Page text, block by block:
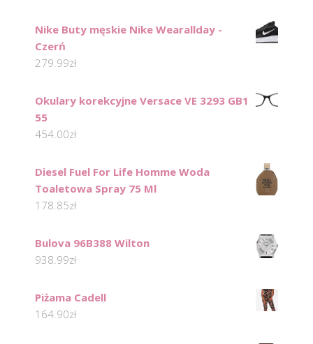
Nike Buty męskie Nike Wearallday -
Czerń
279.99zł
Okulary korekcyjne Versace VE 3293 GB1
55
454.00zł
Diesel Fuel For Life Homme Woda
Toaletowa Spray 75 Ml
178.85zł
Bulova 96B388 Wilton
938.99zł
Piżama Cadell
164.90zł